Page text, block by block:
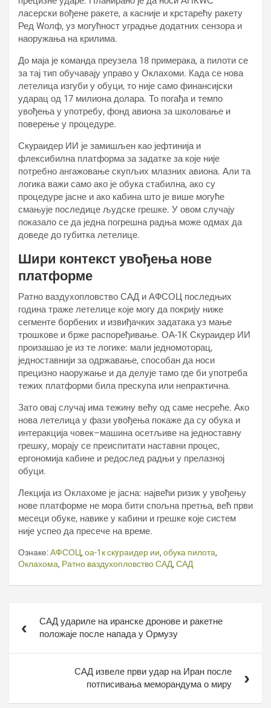
ласерски вођене ракете, а касније и крстарећу ракету
Ред Wолф, уз могућност уградње додатних сензора и
наоружања на крилима.
До маја је команда преузела 18 примерака, а пилоти се
за тај тип обучавају управо у Оклахоми. Када се нова
летелица изгуби у обуци, то није само финансијски
ударац од 17 милиона долара. То погађа и темпо
увођења у употребу, фонд авиона за школовање и
поверење у процедуре.
Скyраидер ИИ је замишљен као јефтинија и
флексибилна платформа за задатке за које није
потребно ангажовање скупљих млазних авиона. Али та
логика важи само ако је обука стабилна, ако су
процедуре јасне и ако кабина што је више могуће
смањује последице људске грешке. У овом случају
показало се да једна погрешна радња може одмах да
доведе до губитка летелице.
Шири контекст увођења нове
платформе
Ратно ваздухопловство САД и АФСОЦ последњих
година траже летелице које могу да покрију ниже
сегменте борбених и извиђачких задатака уз мање
трошкове и брже распоређивање. ОА-1К Скyраидер ИИ
произашао је из те логике: мали једномоторац,
једноставнији за одржавање, способан да носи
прецизно наоружање и да делује тамо где би употреба
тежих платформи била прескупа или непрактична.
Зато овај случај има тежину већу од саме несреће. Ако
нова летелица у фази увођења покаже да су обука и
интеракција човек–машина осетљиве на једноставну
грешку, морају се преиспитати наставни процес,
ергономија кабине и редослед радњи у прелазној
обуци.
Лекција из Оклахоме је јасна: највећи ризик у увођењу
нове платформе не мора бити спољна претња, већ први
месеци обуке, навике у кабини и грешке које систем
није успео да пресече на време.
Ознаке:АФСОЦ, оа-1к скyраидер ии, обука пилота,
Оклахома, Ратно ваздухопловство САД, САД
чланкаСАД удариле на иранске дронове и ракетне
положаје после напада у Ормузу
САД извеле први удар на Иран после
потписивања меморандума о миру